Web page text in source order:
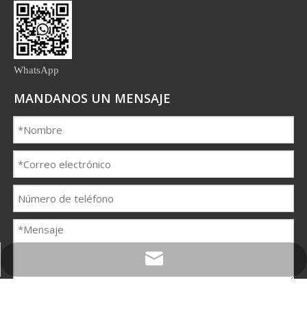
WhatsApp
MANDANOS UN MENSAJE
easonhxh@shindai.cn